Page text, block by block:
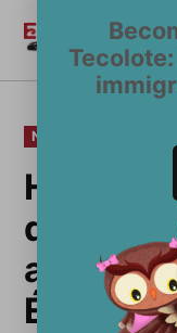
contenido
PUBLICADO
EN
NOTICIAS
de la
acuerdo
Étnicos